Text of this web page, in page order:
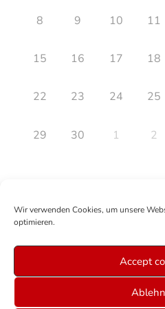
Wir verwenden Cookies, um unsere
optimieren.
Accept
8 9 10 11
15 16 17 18
22 23 24 25
29 30 1 2
Mitglied werden
Veranstaltungen Graz